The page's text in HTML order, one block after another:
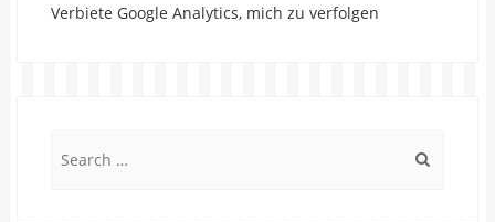
Verbiete Google Analytics, mich zu verfolgen